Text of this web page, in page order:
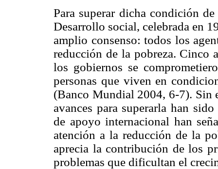
Para superar dicha condición
Desarrollo social, celebrada en
amplio consenso: todos los
reducción de la pobreza. Cinco
los gobiernos se
personas que viven en
(Banco Mundial 2004, 6-7). Sin
avances para superarla han
de apoyo internacional han
atención a la reducción de la
aprecia la contribución de los
problemas que dificultan el